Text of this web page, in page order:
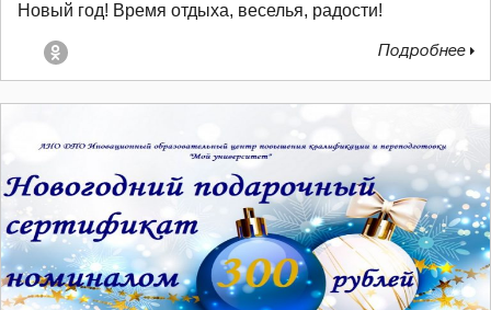
Новый год! Время отдыха, веселья, радости!
Подробнее